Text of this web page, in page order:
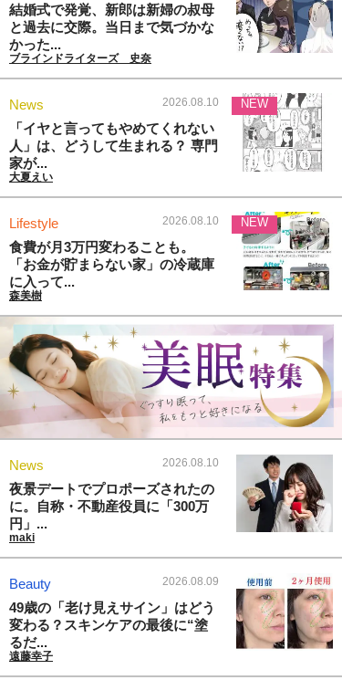
結婚式で発覚、新郎は新婦の叔母
と過去に交際。当日まで気づかな
かった...
ブラインドライターズ 史奈
News 2026.08.10
「イヤと言ってもやめてくれない
人」は、どうして生まれる？ 専門
家が...
大夏えい
NEW
Lifestyle 2026.08.10
食費が月3万円変わることも。
「お金が貯まらない家」の冷蔵庫
に入って...
森美樹
NEW
News 2026.08.10
夜景デートでプロポーズされたの
に。自称・不動産役員に「300万
円」...
maki
Beauty 2026.08.09
49歳の「老け見えサイン」はどう
変わる？スキンケアの最後に“塗
るだ...
遠藤幸子